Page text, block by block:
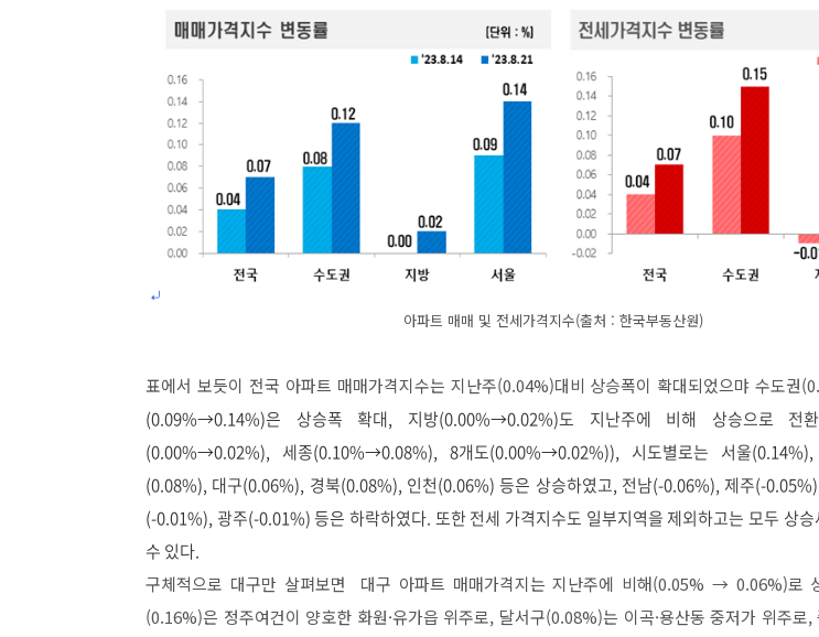
아파트 매매 및 전세가격지수(출처 : 한국부동산원)
표에서 보듯이 전국 아파트 매매가격지수는 지난주(0.04%)대비 상승폭이 확대되었으먀 수도권
(0.09%→0.14%)은 상승폭 확대, 지방(0.00%→0.02%)도 지난주에 비해 상승으로 전환
(0.00%→0.02%), 세종(0.10%→0.08%), 8개도(0.00%→0.02%)), 시도별로는 서울
(0.08%), 대구(0.06%), 경북(0.08%), 인천(0.06%) 등은 상승하였고, 전남(-0.06%), 제주(-
(-0.01%), 광주(-0.01%) 등은 하락하였다. 또한 전세 가격지수도 일부지역을 제외하고는 모두 상
수 있다.
구체적으로 대구만 살펴보면 대구 아파트 매매가격지는 지난주에 비해(0.05% → 0.06%)로
(0.16%)은 정주여건이 양호한 화원·유가읍 위주로, 달서구(0.08%)는 이곡·용산동 중저가 위주로,